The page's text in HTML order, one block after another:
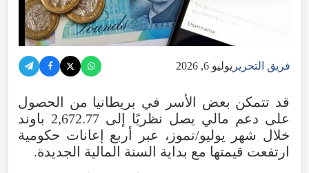
فريق التحرير يوليو 6, 2026
قد تتمكن بعض الأسر في بريطانيا من
الحصول
على دعم مالي يصل نظريًا إلى 2,672.77 باوند
خلال شهر يوليو/تموز ، عبر أربع إعانات حكومية
ارتفعت قيمتها مع بداية السنة المالية الجديدة.